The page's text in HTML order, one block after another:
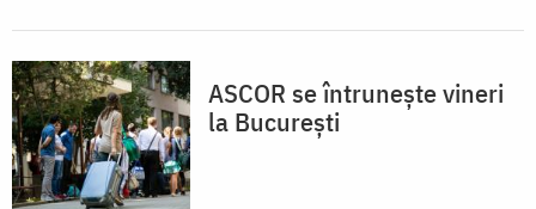
ASCOR se întrunește vineri
la București